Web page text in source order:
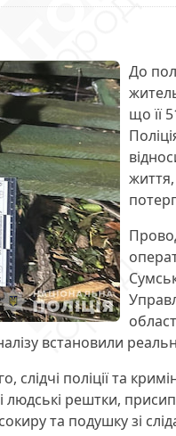
До
що її
встановили
поліції та
людські рештки,
та подушку зі